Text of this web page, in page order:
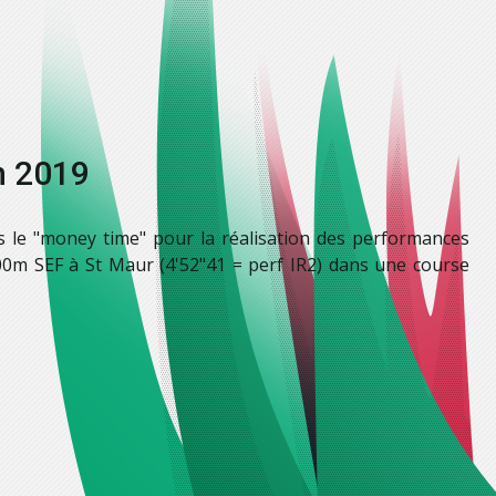
2019
le "money time" pour la réalisation des performances
SEF à St Maur (4'52"41 = perf IR2) dans une course